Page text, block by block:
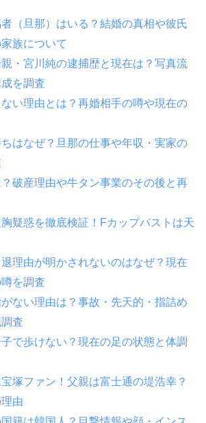
（旦那）はいる？結婚の真相や彼氏
族について
・宮川純の逮捕歴と現在は？写真流
を調査
い理由とは？再婚相手の噂や現在の
はなぜ？旦那の仕事や年収・実家の
破産理由や牛タン事業のその後と再
疑惑を徹底検証！Fカップバストは天
理由が明かされないのはなぜ？現在
を調査
ない理由は？事故・先天的・指詰め
査
で歩けない？現在の足の状態と体調
塚ファン！父親は富士通の堤浩幸？
由